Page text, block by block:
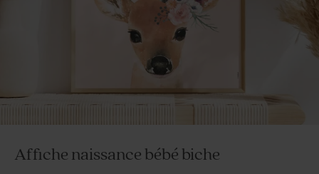
Affiche naissance bébé biche